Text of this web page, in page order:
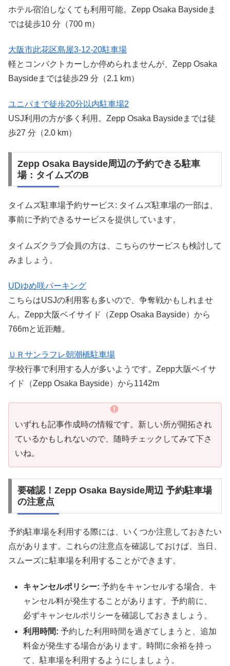
ホテル宿泊しなくても利用可能。Zepp Osaka Baysideま
では徒歩10 分（700 m）
大阪市此花区島屋3-12-20駐車場
軽とコンパクトカーしか停められませんが、Zepp Osaka
Baysideまでは徒歩29 分（2.1 km）
ユニバまで徒歩20分以内駐車場2
USJ利用の方が多く利用。Zepp Osaka Baysideまでは徒
歩27 分（2.0 km）
Zepp Osaka Bayside周辺の予約できる駐車
場：タイムズのB
タイムズ駐車場予約サービス: タイムズ駐車場の一部は、
事前に予約できるサービスを提供しています。
タイムズクラブ会員の方は、こちらのサービスも検討して
みましょう。
UDゆめ咲パーキング
こちらはUSJの利用客も多いので、争奪戦かもしれませ
ん。Zepp大阪ベイサイド（Zepp Osaka Bayside）から
766mと近距離。
ＵＲサンラフレ朝潮橋駐車場
学校行事で利用する人が多いようです。Zepp大阪ベイサ
イド（Zepp Osaka Bayside）から1142m
いずれも記事作成時の情報です。新しい所が開拓され
ているかもしれないので、随時チェックしてみて下さ
いね。
要確認！Zepp Osaka Bayside周辺 予約駐車場
の注意点
予約駐車場を利用する際には、いくつか注意しておきたい
点があります。これらの注意点を確認しておけば、当日、
スムーズに駐車場を利用することができます。
キャンセルポリシー: 予約をキャンセルする場合、キ
ャンセル料が発生することがあります。予約前に、
必ずキャンセルポリシーを確認しておきましょう。
利用時間: 予約した利用時間を過ぎてしまうと、追加
料金が発生する場合があります。時間に余裕を持っ
て、駐車場を利用するようにしましょう。